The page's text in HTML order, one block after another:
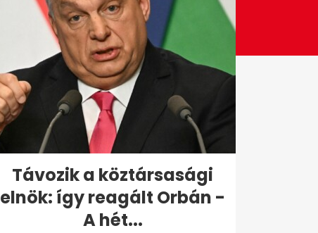
Távozik a köztársasági
elnök: így reagált Orbán -
A hét...